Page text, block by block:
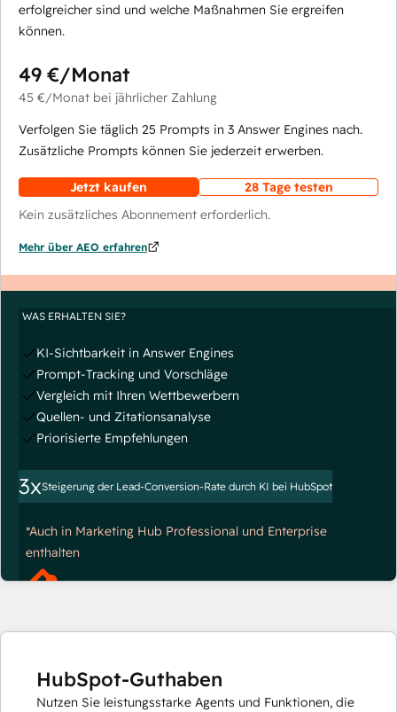
erfolgreicher sind und welche Maßnahmen Sie ergreifen
können.
49 €/Monat
45 €/Monat bei jährlicher Zahlung
Verfolgen Sie täglich 25 Prompts in 3 Answer Engines nach.
Zusätzliche Prompts können Sie jederzeit erwerben.
Jetzt kaufen
28 Tage testen
Kein zusätzliches Abonnement erforderlich.
Mehr über AEO erfahren
WAS ERHALTEN SIE?
KI-Sichtbarkeit in Answer Engines
Prompt-Tracking und Vorschläge
Vergleich mit Ihren Wettbewerbern
Quellen- und Zitationsanalyse
Priorisierte Empfehlungen
3xSteigerung der Lead-Conversion-Rate durch KI bei HubSpot
*Auch in Marketing Hub Professional und Enterprise
enthalten
HubSpot-Guthaben
Nutzen Sie leistungsstarke Agents und Funktionen, die